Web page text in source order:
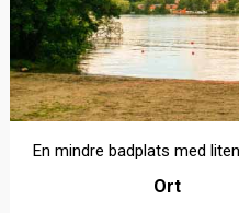
En mindre badplats med
Ort